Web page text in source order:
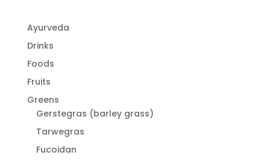
Ayurveda
Drinks
Foods
Fruits
Greens
Gerstegras (barley grass)
Tarwegras
Fucoidan